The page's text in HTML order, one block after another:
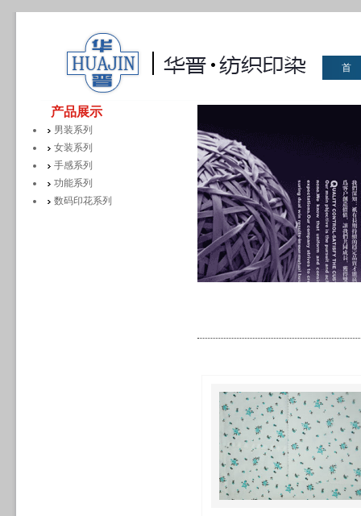
首
产品展示
男装系列
女装系列
手感系列
功能系列
数码印花系列